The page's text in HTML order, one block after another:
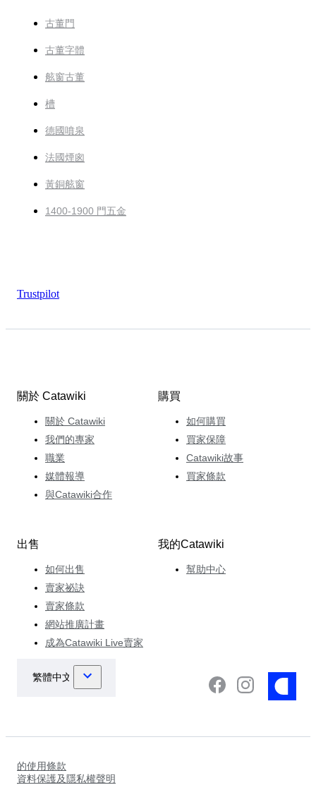
古董門
古董字體
舷窗古董
槽
德國噴泉
法國煙囪
黃銅舷窗
1400-1900 門五金
Trustpilot
關於 Catawiki
關於 Catawiki
我們的專家
職業
媒體報導
與Catawiki合作
購買
如何購買
買家保障
Catawiki故事
買家條款
出售
如何出售
賣家祕訣
賣家條款
網站推廣計畫
成為Catawiki Live賣家
我的Catawiki
幫助中心
的使用條款
資料保護及隱私權聲明